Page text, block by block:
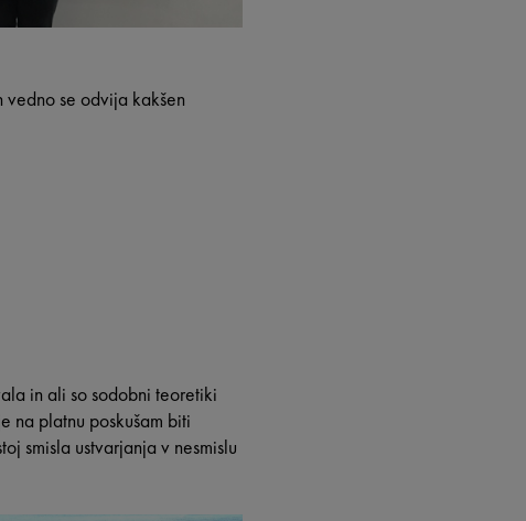
se odvija kakšen
in ali so sodobni teoretiki
na platnu poskušam biti
smisla ustvarjanja v nesmislu